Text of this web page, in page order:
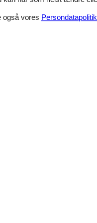
geregeld. Alles er op en
Der Skibus hält wenige
schon bezugsfertig.
und sauber. Bei Buchung
für uns noch fehlte sind
ist schon meckern auf
die Unterkunft weiter
host. Roomy
seemlessly. Kitchen
I recommend to bring
også vores Persondatapolitik